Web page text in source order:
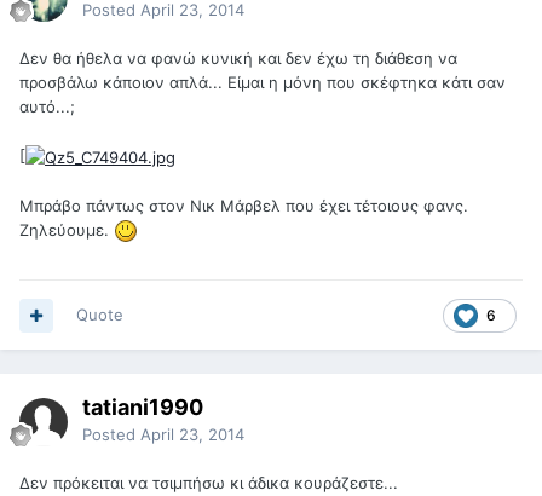
Posted April 23, 2014
Δεν θα ήθελα να φανώ κυνική και δεν έχω τη διάθεση να
προσβάλω κάποιον απλά... Είμαι η μόνη που σκέφτηκα κάτι σαν
αυτό...;
[
Μπράβο πάντως στον Νικ Μάρβελ που έχει τέτοιους φανς.
Ζηλεύουμε.
6
Quote
tatiani1990
Posted April 23, 2014
Δεν πρόκειται να τσιμπήσω κι άδικα κουράζεστε...